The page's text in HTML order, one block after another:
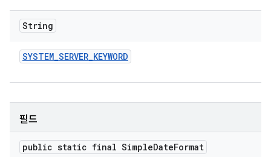
String
SYSTEM_SERVER_KEYWORD
필드
public static final SimpleDateFormat